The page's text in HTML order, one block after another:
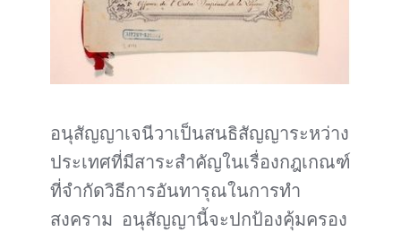
อนุสัญญาเจนีวาเป็นสนธิสัญญาระหว่าง
ประเทศที่มีสาระสำคัญในเรื่องกฎเกณฑ์
ที่จำกัดวิธีการอันทารุณในการทำ
สงคราม อนุสัญญานี้จะปกป้องคุ้มครอง